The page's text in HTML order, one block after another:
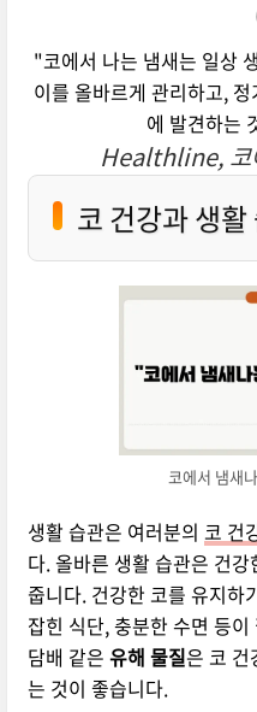
"코에서 나는 냄새는 일상
이를 올바르게 관리하고,
에 발견하는
Healthline, 코
코 건강과 생
코에서 냄새
생활 습관은 여러분의 코 건
다. 올바른 생활 습관은 건
줍니다. 건강한 코를 유지하
잡힌 식단, 충분한 수면 등
담배 같은 유해 물질은 코 건
는 것이 좋습니다.